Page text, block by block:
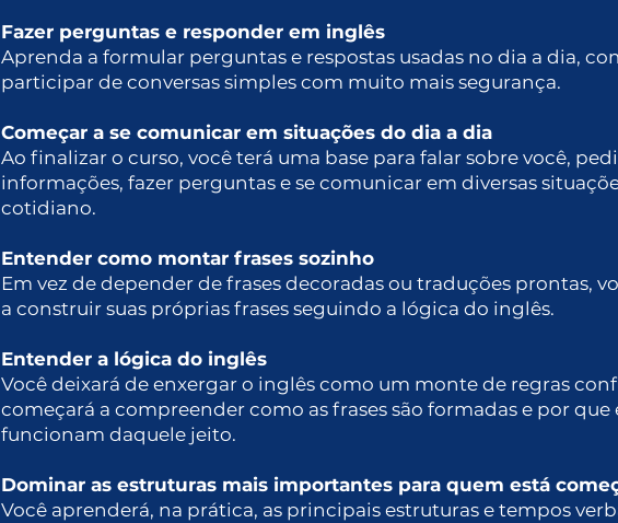
Fazer perguntas e responder em inglês
Aprenda a formular perguntas e respostas usadas no dia a dia,
participar de conversas simples com muito mais segurança.
Começar a se comunicar em situações do dia a dia
Ao finalizar o curso, você terá uma base para falar sobre você,
informações, fazer perguntas e se comunicar em diversas
cotidiano.
Entender como montar frases sozinho
Em vez de depender de frases decoradas ou traduções prontas,
a construir suas próprias frases seguindo a lógica do inglês.
Entender a lógica do inglês
Você deixará de enxergar o inglês como um monte de regras
começará a compreender como as frases são formadas e por que
funcionam daquele jeito.
Dominar as estruturas mais importantes para quem está
Você aprenderá, na prática, as principais estruturas e tempos